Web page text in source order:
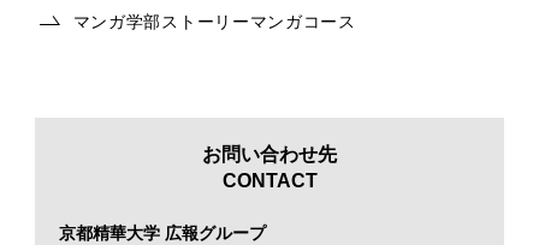
マンガ学部ストーリーマンガコース
お問い合わせ先
CONTACT
京都精華大学 広報グループ